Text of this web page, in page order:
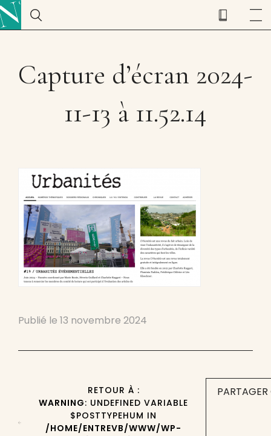
Capture d’écran 2024-
11-13 à 11.52.14
Publié le 13 novembre 2024
RETOUR À :
WARNING: UNDEFINED VARIABLE
$POSTTYPEHUM IN
/HOME/ENTREVB/WWW/WP-